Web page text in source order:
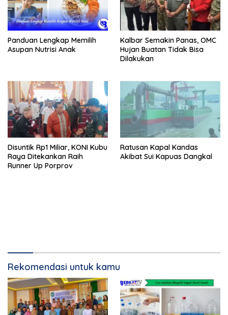
Panduan Lengkap Memilih
Asupan Nutrisi Anak
Kalbar Semakin Panas, OMC
Hujan Buatan Tidak Bisa
Dilakukan
Disuntik Rp1 Miliar, KONI Kubu
Raya Ditekankan Raih
Runner Up Porprov
Ratusan Kapal Kandas
Akibat Sui Kapuas Dangkal
Rekomendasi untuk kamu